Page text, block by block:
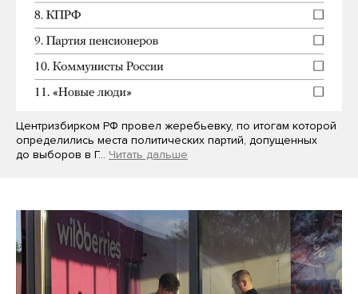
Центризбирком РФ провел жеребьевку, по итогам которой
определились места политических партий, допущенных
до выборов в Г… Читать дальше